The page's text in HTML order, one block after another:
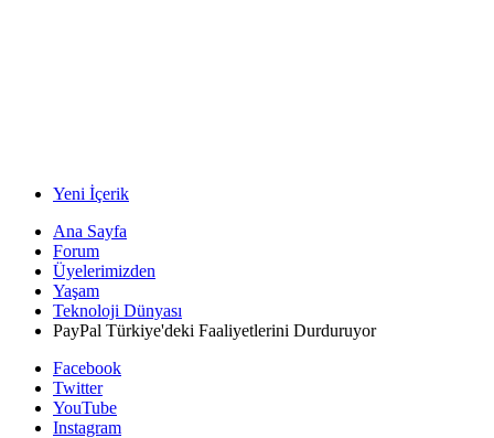
Yeni İçerik
Ana Sayfa
Forum
Üyelerimizden
Yaşam
Teknoloji Dünyası
PayPal Türkiye'deki Faaliyetlerini Durduruyor
Facebook
Twitter
YouTube
Instagram